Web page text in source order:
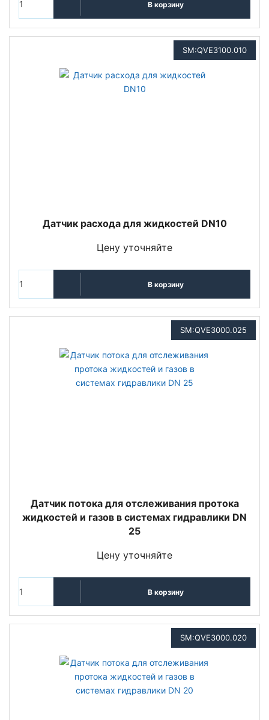
В корзину
SM:QVE3100.010
Датчик расхода для жидкостей DN10
Цену уточняйте
В корзину
SM:QVE3000.025
Датчик потока для отслеживания протока
жидкостей и газов в системах гидравлики DN
25
Цену уточняйте
В корзину
SM:QVE3000.020